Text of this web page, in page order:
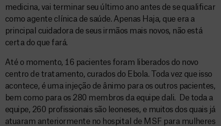
medicina, vai terminar seu último ano antes de se qualificar
como agente clínica de saúde. Apenas Haja, que era a
principal cuidadora de seus irmãos mais novos, não está
certa do que fará.
Até o momento, 16 pacientes foram liberados do novo
centro de tratamento, curados do Ebola. Toda vez que isso
acontece, é uma injeção de ânimo para os outros pacientes,
bem como para os 280 membros da equipe dali. De toda a
equipe, 260 profissionais são leoneses, e muitos dos quais já
atuaram anteriormente no hospital de MSF para mulheres